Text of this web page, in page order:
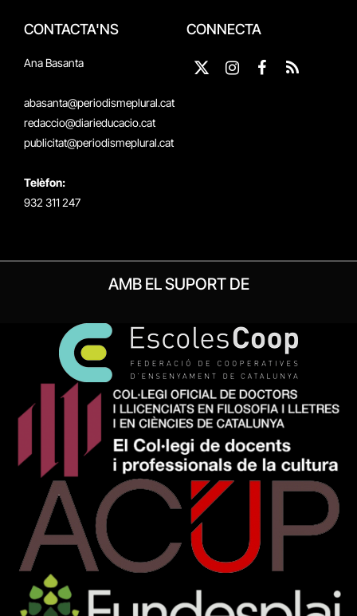
CONTACTA'NS
Ana Basanta
abasanta@periodismeplural.cat
redaccio@diarieducacio.cat
publicitat@periodismeplural.cat
Telèfon:
932 311 247
CONNECTA
X
Instagram
Facebook
RSS
AMB EL SUPORT DE